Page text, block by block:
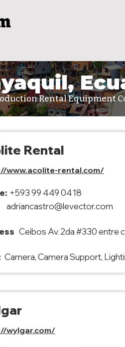
Rental Equipment
Rental
www.acolite-rental.com/
+593 99 449 0418
adriancastro@levector.com
Ceibos Av. 2da #330 entre
Camera, Camera Support,
wylgar.com/